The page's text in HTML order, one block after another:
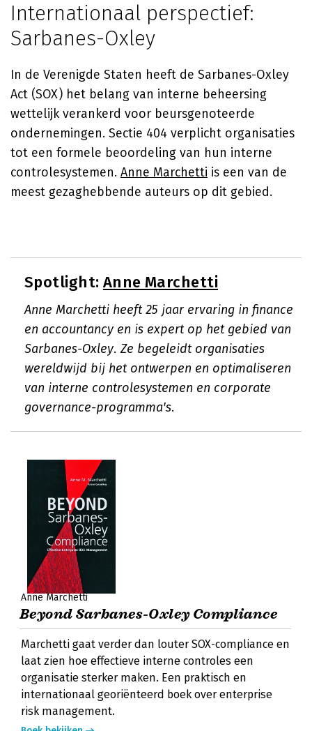
Internationaal perspectief:
Sarbanes-Oxley
In de Verenigde Staten heeft de Sarbanes-Oxley
Act (SOX) het belang van interne beheersing
wettelijk verankerd voor beursgenoteerde
ondernemingen. Sectie 404 verplicht organisaties
tot een formele beoordeling van hun interne
controlesystemen. Anne Marchetti is een van de
meest gezaghebbende auteurs op dit gebied.
Spotlight: Anne Marchetti
Anne Marchetti heeft 25 jaar ervaring in finance
en accountancy en is expert op het gebied van
Sarbanes-Oxley. Ze begeleidt organisaties
wereldwijd bij het ontwerpen en optimaliseren
van interne controlesystemen en corporate
governance-programma's.
Anne Marchetti
Beyond Sarbanes-Oxley Compliance
Marchetti gaat verder dan louter SOX-compliance en
laat zien hoe effectieve interne controles een
organisatie sterker maken. Een praktisch en
internationaal georiënteerd boek over enterprise
risk management.